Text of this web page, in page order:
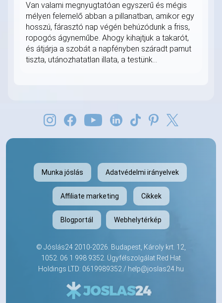
Van valami megnyugtatóan egyszerű és mégis
mélyen felemelő abban a pillanatban, amikor egy
hosszú, fárasztó nap végén behúzódunk a friss,
ropogós ágyneműbe. Ahogy kihajtjuk a takarót,
és átjárja a szobát a napfényben száradt pamut
tiszta, utánozhatatlan illata, a testünk...
Munka jóslás Adatvédelmi irányelvek
Affiliate marketing Cikkek
Blogportál Webhelytérkép
© Jóslás24 2010-2026. Budapest, Károly krt. 12,
1052. 06 1 998 9352. Ügyfélszolgálat Red Hat
Holdings LTD: 0619989352 / help@joslas24.hu